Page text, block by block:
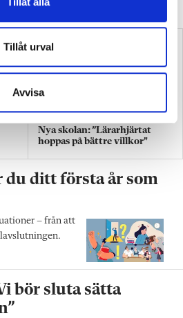
Tillåt urval
Avvisa
Nya skolan: ”Lärarhjärtat
hoppas på bättre villkor"
du ditt första år som
– från att
bör sluta sätta